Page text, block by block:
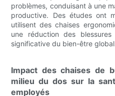
problèmes, conduisant à une
productive. Des études ont
utilisent des chaises
une réduction des
significative du bien-être
Impact des chaises de
milieu du dos sur la
employés